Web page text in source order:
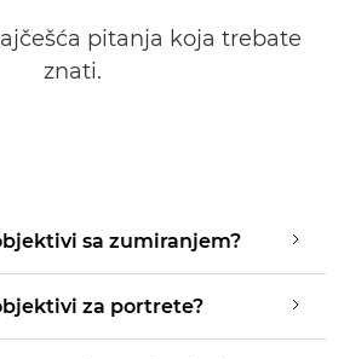
pitanja koja trebate
znati.
sa zumiranjem?
za portrete?